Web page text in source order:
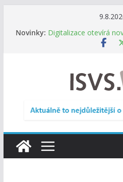
Novinky:
Informace o obcích
novou mobilní aplikaci
Digitalizace otevírá
veřejnost do testování
DIA: Informační
(ISDŘ) je od července
RVIS – Výbor pro
zveřejnil materiály z